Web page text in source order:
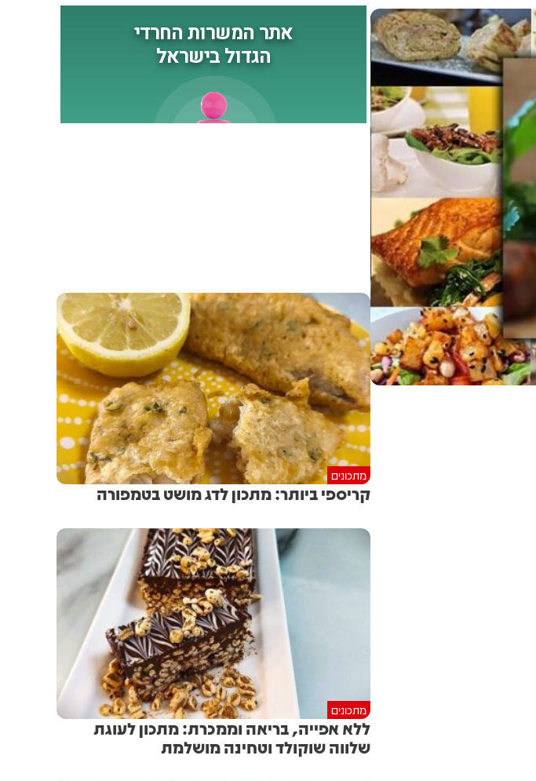
נגד כוחותינו ונגד אזרחינו.
מתכונים
קריספי ביותר: מתכון לדג מושט בטמפורה
מתכונים
ללא אפייה, בריאה וממכרת: מתכון לעוגת
שלווה שוקולד וטחינה מושלמת